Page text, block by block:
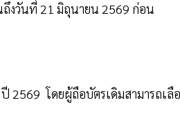
ถึงวันที่ 21 มิถุนายน 2569 ก่อน
2569 โดยผู้ถือบัตรเดิมสามารถเลื